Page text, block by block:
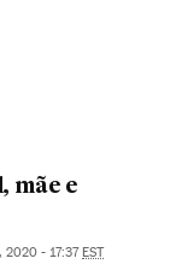
mãe e
2020 - 17:37 EST